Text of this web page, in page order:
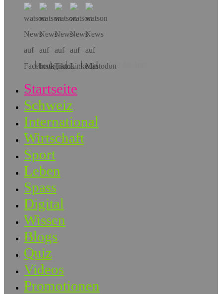
Hol dir die App!
Startseite
Schweiz
International
Wirtschaft
Sport
Leben
Spass
Digital
Wissen
Blogs
Quiz
Videos
Promotionen